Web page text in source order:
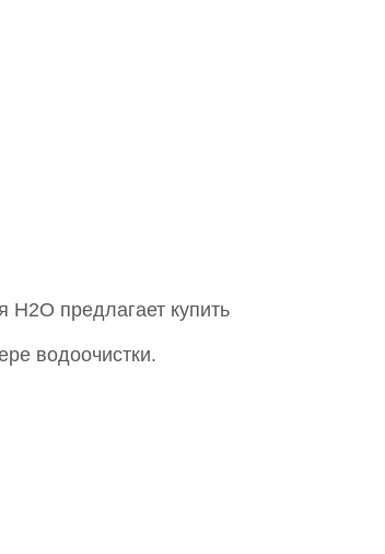
предлагает купить
водоочистки.